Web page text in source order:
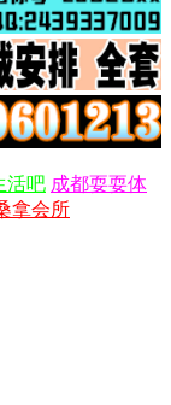
活吧 成都耍耍体
拿会所